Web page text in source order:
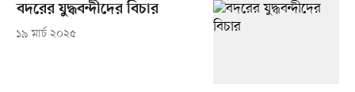
বদরের যুদ্ধবন্দীদের বিচার
১৯ মার্চ ২০২৫